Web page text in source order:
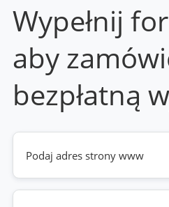
Wypełnij
aby
bezpłatną
Twoja
strona
www
(wymagane)
Telefon